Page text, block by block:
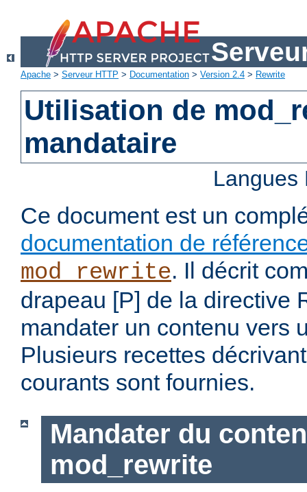
Apache > Serveur HTTP > Documentation > Version 2.4 > Rewrite
Utilisation de
mandataire
Ce document est un
documentation de
mod_rewrite. Il décrit
drapeau [P] de la directive
mandater un contenu vers
Plusieurs recettes
courants sont fournies.
Mandater du
mod_rewrite